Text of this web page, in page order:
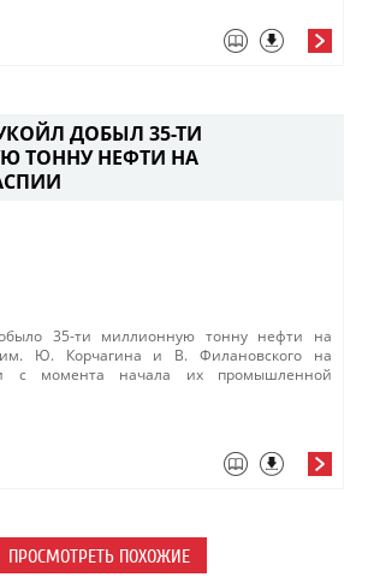
ДОБЫЛ 35-ТИ
ТОННУ НЕФТИ НА
35-ти миллионную тонну
нефти на
им. Ю. Корчагина и В. Филановского на
с момента начала их промышленной
ПРОСМОТРЕТЬ ПОХОЖИЕ